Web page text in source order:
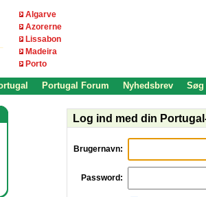
Algarve
Azorerne
Lissabon
Madeira
Porto
Portugal Forum Nyhedsbrev Søg
Log ind med din
Brugernavn:
Password: